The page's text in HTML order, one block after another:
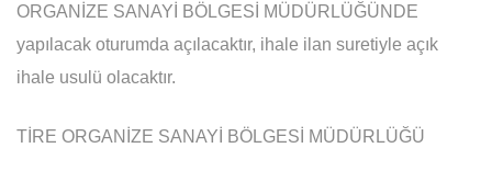
ORGANİZE SANAYİ BÖLGESİ MÜDÜRLÜĞÜNDE
yapılacak oturumda açılacaktır, ihale ilan suretiyle açık
ihale usulü olacaktır.
TİRE ORGANİZE SANAYİ BÖLGESİ MÜDÜRLÜĞÜ